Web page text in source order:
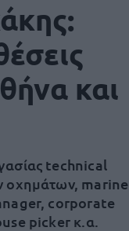
και
technical
οχημάτων, marine
corporate
picker κ.α.